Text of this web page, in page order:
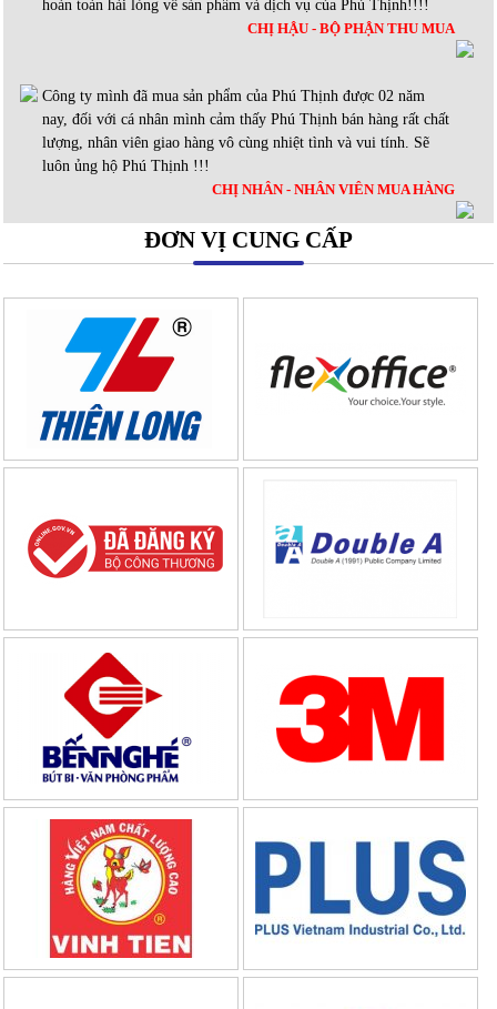
hoàn toàn hài lòng về sản phẩm và dịch vụ của Phú Thịnh!!!!
CHỊ HẬU - BỘ PHẬN THU MUA
Công ty mình đã mua sản phẩm của Phú Thịnh được 02 năm
nay, đối với cá nhân mình cảm thấy Phú Thịnh bán hàng rất chất
lượng, nhân viên giao hàng vô cùng nhiệt tình và vui tính. Sẽ
luôn ủng hộ Phú Thịnh !!!
CHỊ NHÂN - NHÂN VIÊN MUA HÀNG
ĐƠN VỊ CUNG CẤP